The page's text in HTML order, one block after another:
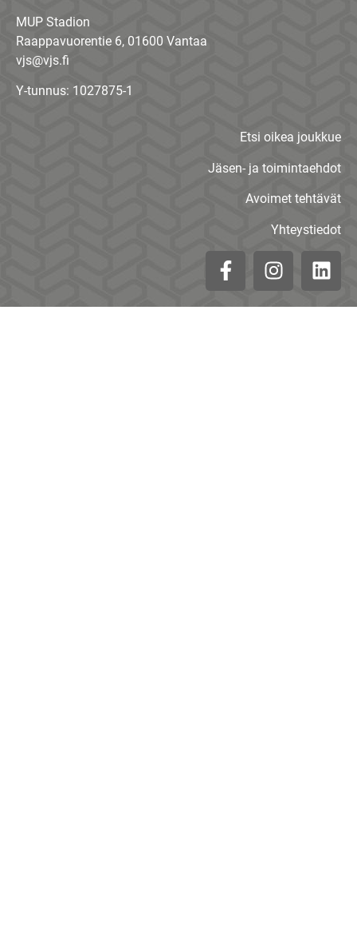
MUP Stadion
Raappavuorentie 6, 01600 Vantaa
vjs@vjs.fi
Y-tunnus: 1027875-1
Etsi oikea joukkue
Jäsen- ja toimintaehdot
Avoimet tehtävät
Yhteystiedot